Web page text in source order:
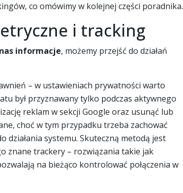
co omówimy w kolejnej części poradnika.
i tracking
informacje, możemy przejść do działań
– w ustawieniach prywatności warto
był przyznawany tylko podczas aktywnego
reklam w sekcji Google oraz usunąć lub
choć w tym przypadku trzeba zachować
systemu. Skuteczną metodą jest
znane trackery – rozwiązania takie jak
na bieżąco kontrolować połączenia w